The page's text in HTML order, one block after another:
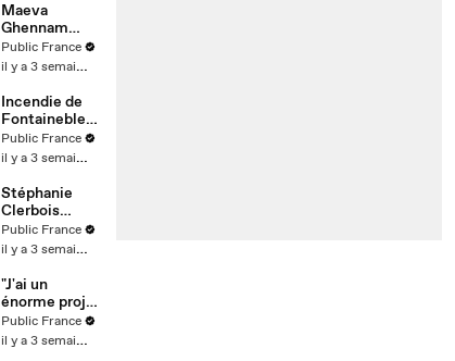
Maeva
Ghennam
arrêtée par la
police en
l’influenceuse
raconte sa
mésaventure
Public France
il y a 3 semaines
Incendie de
Fontainebleau
: Une scène
insolite aux
Paris !
Public France
il y a 3 semaines
Stéphanie
Clerbois
dévoile les
coulisses de
accouchemen
t
Public France
il y a 3 semaines
"J'ai un
énorme projet
avec Will
Smith" : Au
Public France
il y a 3 semaines